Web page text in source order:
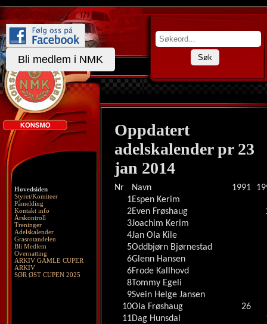
Bli medlem i NMK Søk
Hovedsiden
Styret/Komiteer
Påmelding
Kontakt info
Årskontroll
Treninger
Adelskalender
Grasrotandelen
Bli Medlem
Overnatting
ARKIV GAMLE CUPER
ARKIV
SØR ØST CUPEN 2025
Oppdatert
adelskalender pr 23
jan 2014
Nr Navn 1991
1Espen Kerim
2Even Frøshaug
3Joachim Kerim
4Jan Ola Kile
5Oddbjørn Bjørnestad
6Glenn Hansen
6Frode Kallhovd
8Tommy Egeli
9Svein Helge Jansen
10Ola Frøshaug
26
11Dag Hunsdal